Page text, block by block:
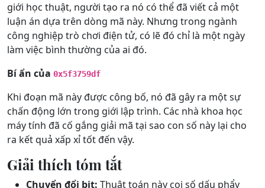
giới học thuật, người tạo ra nó có thể đã viết cả một
luận án dựa trên dòng mã này. Nhưng trong ngành
công nghiệp trò chơi điện tử, có lẽ đó chỉ là một ngày
làm việc bình thường của ai đó.
Bí ẩn của 0x5f3759df
Khi đoạn mã này được công bố, nó đã gây ra một sự
chấn động lớn trong giới lập trình. Các nhà khoa học
máy tính đã cố gắng giải mã tại sao con số này lại cho
ra kết quả xấp xỉ tốt đến vậy.
Giải thích tóm tắt
Chuyển đổi bit: Thuật toán này coi số dấu phẩy